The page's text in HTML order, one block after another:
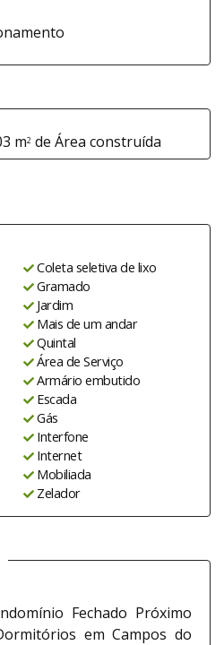
m2 de Área construída
Coleta seletiva de lixo
Gramado
Jardim
Mais de um andar
Quintal
Área de Serviço
Armário embutido
Escada
Gás
Interfone
Internet
Mobiliada
Zelador
Fechado Próximo
em Campos do